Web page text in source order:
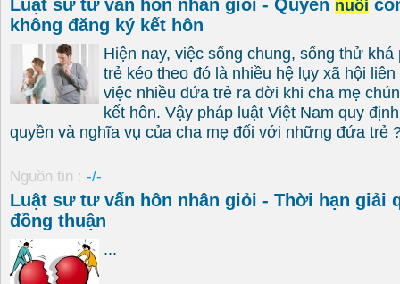
Luật sư tư vấn hôn nhân giỏi - Quyền nuôi
không đăng ký kết hôn
Hiện nay, việc sống chung, sống thử
trẻ kéo theo đó là nhiều hệ lụy xã hội
việc nhiều đứa trẻ ra đời khi cha mẹ
kết hôn. Vậy pháp luật Việt Nam quy
quyền và nghĩa vụ của cha mẹ đối với những đứa trẻ
Nguồn tin : -/-
Luật sư tư vấn hôn nhân giỏi - Thời hạn giải
đồng thuận
...